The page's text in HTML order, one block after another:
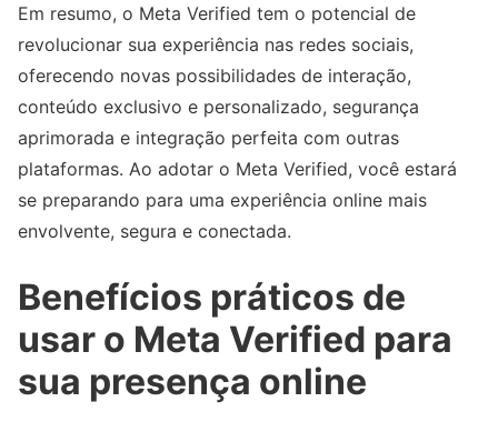
Em resumo, o Meta Verified tem o potencial de
revolucionar sua experiência nas redes sociais,
oferecendo novas possibilidades de interação,
conteúdo exclusivo e personalizado, segurança
aprimorada e integração perfeita com outras
plataformas. Ao adotar o Meta Verified, você estará
se preparando para uma experiência online mais
envolvente, segura e conectada.
Benefícios práticos de
usar o Meta Verified para
sua presença online